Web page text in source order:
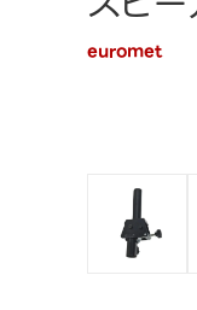
euromet